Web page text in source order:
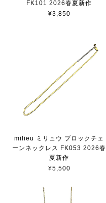
FK101 2026春夏新作
¥3,850
milieu ミリュウ ブロックチェ
ーンネックレス FK053 2026春
夏新作
¥5,500